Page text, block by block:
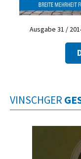
Ausgabe 31 /
VINSCHGER